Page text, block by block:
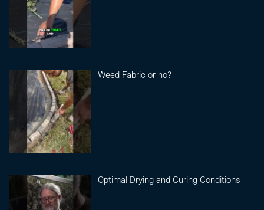
Weed Fabric or no?
Optimal Drying and Curing Conditions